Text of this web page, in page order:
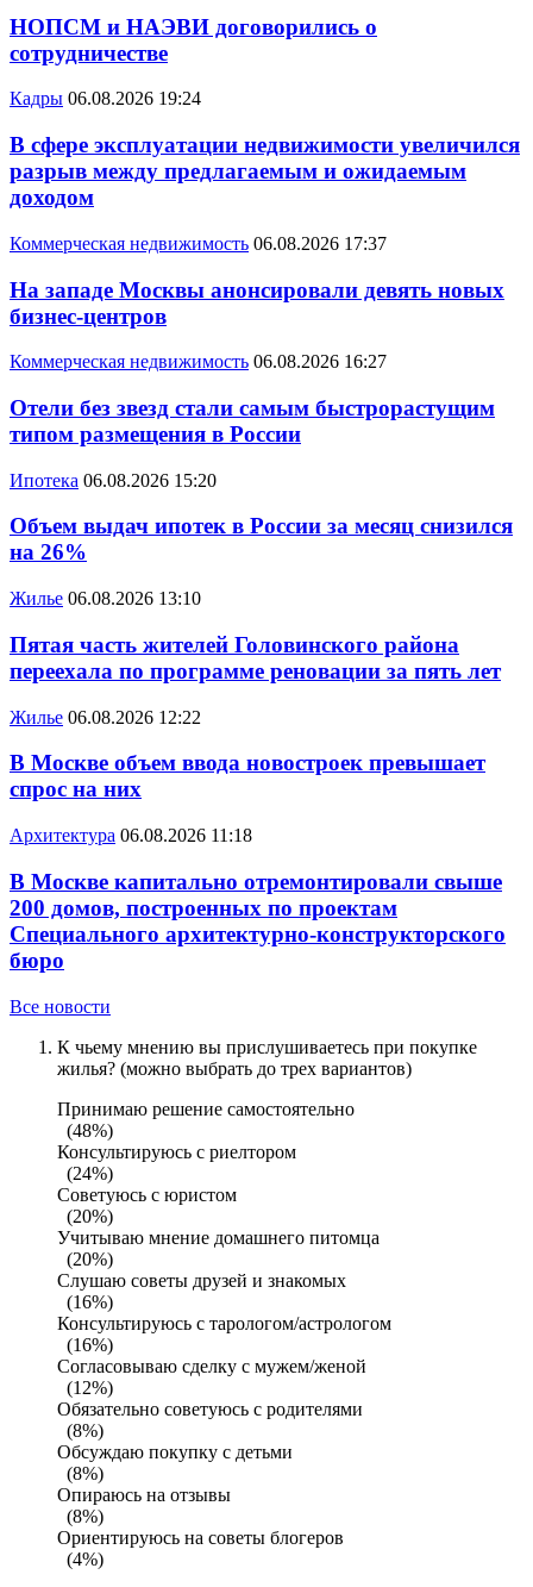
НОПСМ и НАЭВИ договорились о
сотрудничестве
Кадры 06.08.2026 19:24
В сфере эксплуатации недвижимости увеличился
разрыв между предлагаемым и ожидаемым
доходом
Коммерческая недвижимость 06.08.2026 17:37
На западе Москвы анонсировали девять новых
бизнес-центров
Коммерческая недвижимость 06.08.2026 16:27
Отели без звезд стали самым быстрорастущим
типом размещения в России
Ипотека 06.08.2026 15:20
Объем выдач ипотек в России за месяц снизился
на 26%
Жилье 06.08.2026 13:10
Пятая часть жителей Головинского района
переехала по программе реновации за пять лет
Жилье 06.08.2026 12:22
В Москве объем ввода новостроек превышает
спрос на них
Архитектура 06.08.2026 11:18
В Москве капитально отремонтировали свыше
200 домов, построенных по проектам
Специального архитектурно-конструкторского
бюро
Все новости
К чьему мнению вы прислушиваетесь при покупке
жилья? (можно выбрать до трех вариантов)
Принимаю решение самостоятельно
(48%)
Консультируюсь с риелтором
(24%)
Советуюсь с юристом
(20%)
Учитываю мнение домашнего питомца
(20%)
Слушаю советы друзей и знакомых
(16%)
Консультируюсь с тарологом/астрологом
(16%)
Согласовываю сделку с мужем/женой
(12%)
Обязательно советуюсь с родителями
(8%)
Обсуждаю покупку с детьми
(8%)
Опираюсь на отзывы
(8%)
Ориентируюсь на советы блогеров
(4%)